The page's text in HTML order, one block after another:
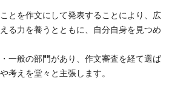
とを作文にして発表することにより、広
る力を養うとともに、自分自身を見つめ
一般の部門があり、作文審査を経て選ば
考えを堂々と主張します。